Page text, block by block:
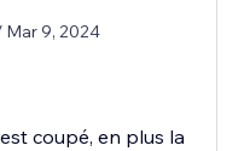
Mar 9, 2024
coupé, en plus la